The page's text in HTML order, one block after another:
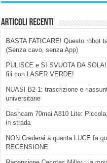
Articoli Recenti
BASTA FATICARE! Questo robot
(Senza cavo, senza App)
PULISCE e SI SVUOTA DA
fili con LASER VERDE!
NUASI B2-1: trascrizione e
universitarie
Dashcam 70mai A810 Lite:
in strada
NON Crederai a quanta LUCE fa
RECENSIONE